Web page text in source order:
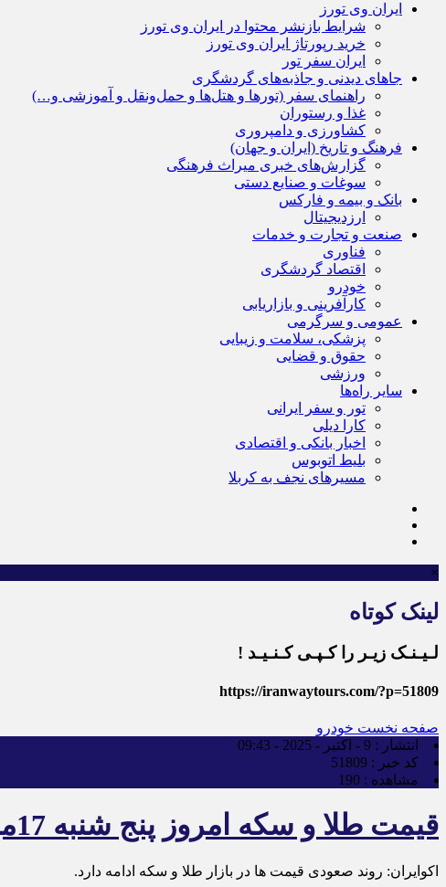
ایران وی تورز
شرایط بازنشر محتوا در ایران وی تورز
خرید رپورتاژ ایران وی تورز
ایران سفر تور
جاهای دیدنی و جاذبه‌های گردشگری
راهنمای سفر (تورها و هتل‌ها و حمل‌و‌نقل و آموزشی و…)
غذا و رستوران
کشاورزی و دامپروری
فرهنگ و تاریخ (ایران و جهان)
گزارش‌های خبری میراث فرهنگی
سوغات و صنایع دستی
بانک و بیمه و فارکس
ارزدیجیتال
صنعت و تجارت و خدمات
فناوری
اقتصاد گردشگری
خودرو
کارآفرینی و بازاریابی
عمومی و سرگرمی
پزشکی، سلامت و زیبایی
حقوق و قضایی
ورزشی
سایر راه‌ها
تور و سفر ایرانی
کارا دیلی
اخبار بانکی و اقتصادی
بلیط اتوبوس
مسیرهای نجف به کربلا
×
لینک کوتاه
لـیـنـک زیـر را کـپـی کـنـیـد !
https://iranwaytours.com/?p=51809
صفحه نخست خودرو
انتشار : 9 - اکتبر - 2025 - 09:43
کد خبر : 51809
مشاهده : 190
قیمت طلا و سکه امروز پنج شنبه 17مهر 1404/ افزایش قیمت ها؟
اکوایران: روند صعودی قیمت ها در بازار طلا و سکه ادامه دارد.